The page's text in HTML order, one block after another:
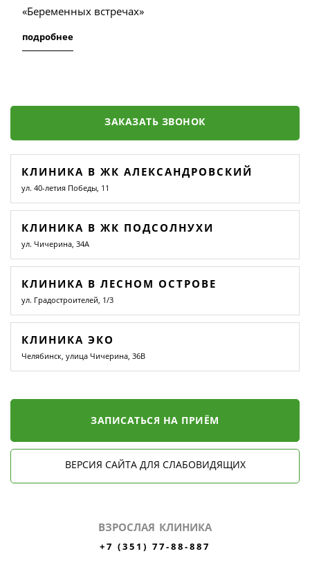
«Беременных встречах»
подробнее
ЗАКАЗАТЬ ЗВОНОК
КЛИНИКА В ЖК АЛЕКСАНДРОВСКИЙ
ул. 40-летия Победы, 11
КЛИНИКА В ЖК ПОДСОЛНУХИ
ул. Чичерина, 34А
КЛИНИКА В ЛЕСНОМ ОСТРОВЕ
ул. Градостроителей, 1/3
КЛИНИКА ЭКО
Челябинск, улица Чичерина, 36В
ЗАПИСАТЬСЯ НА ПРИЁМ
ВЕРСИЯ САЙТА ДЛЯ СЛАБОВИДЯЩИХ
ВЗРОСЛАЯ КЛИНИКА
+7 (351) 77-88-887